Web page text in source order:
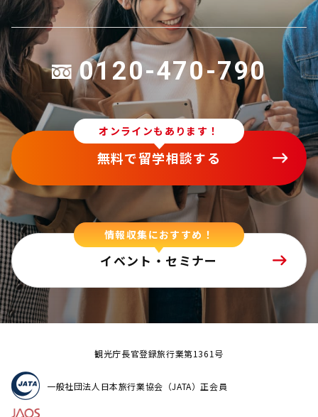
0120-470-790
オンラインもあります！
無料で留学相談する
情報収集におすすめ！
イベント・セミナー
観光庁長官登録旅行業第1361号
一般社団法人日本旅行業協会（JATA）正会員